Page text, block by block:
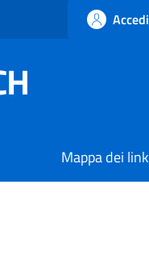
Accedi
Mappa dei link